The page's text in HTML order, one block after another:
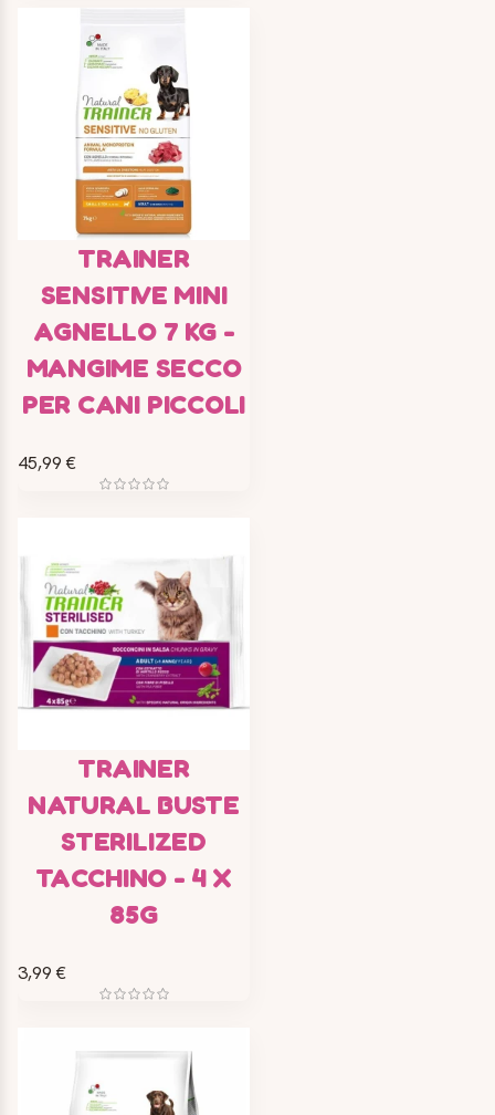
TRAINER
SENSITIVE MINI
AGNELLO 7 KG -
MANGIME SECCO
PER CANI PICCOLI
45,99 €
TRAINER
NATURAL BUSTE
STERILIZED
TACCHINO - 4 X
85G
3,99 €